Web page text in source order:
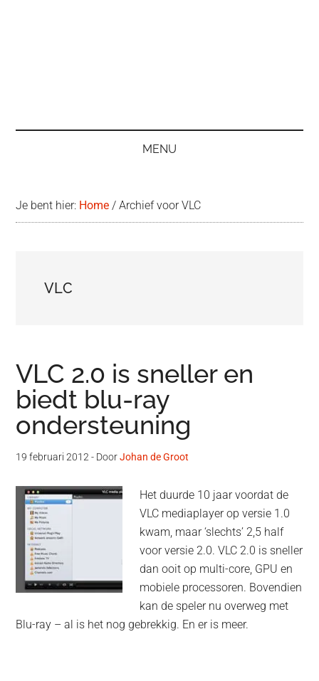
MENU
Je bent hier: Home / Archief voor VLC
VLC
VLC 2.0 is sneller en
biedt blu-ray
ondersteuning
19 februari 2012 - DoorJohan de Groot
Het duurde 10 jaar voordat de
VLC mediaplayer op versie 1.0
kwam, maar ‘slechts’ 2,5 half
voor versie 2.0. VLC 2.0 is sneller
dan ooit op multi-core, GPU en
mobiele processoren. Bovendien
kan de speler nu overweg met
Blu-ray – al is het nog gebrekkig. En er is meer.